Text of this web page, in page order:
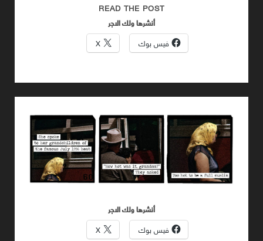
READ THE POST
أنشرها ولك الاجر
فيس بوك X
أنشرها ولك الاجر
فيس بوك X